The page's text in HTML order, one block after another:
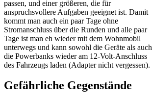
passen, und einer größeren, die für
anspruchsvollere Aufgaben geeignet ist. Damit
kommt man auch ein paar Tage ohne
Stromanschluss über die Runden und alle paar
Tage ist man eh wieder mit dem Wohnmobil
unterwegs und kann sowohl die Geräte als auch
die Powerbanks wieder am 12-Volt-Anschluss
des Fahrzeugs laden (Adapter nicht vergessen).
Gefährliche Gegenstände